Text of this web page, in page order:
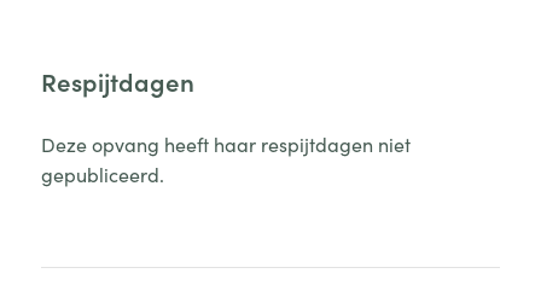
Respijtdagen
Deze opvang heeft haar respijtdagen niet
gepubliceerd.